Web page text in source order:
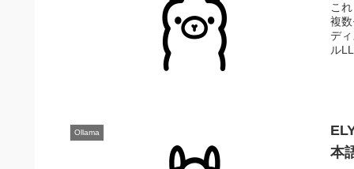
こ
複
デ
ル
Ollama
本